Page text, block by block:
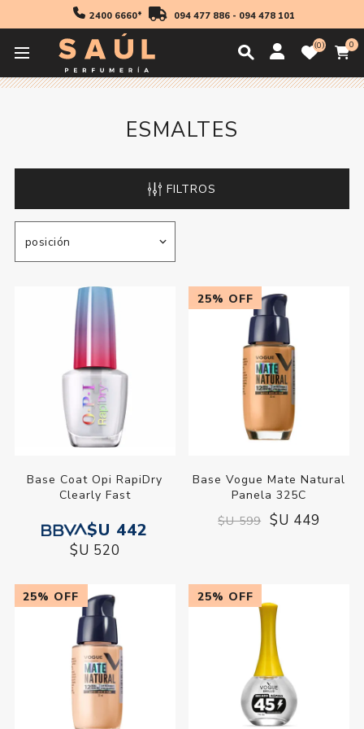
2400 6660* 094 477 886- 094 478 101
0 0
Inicio Manicuria
ESMALTES
FILTROS
Base Coat Opi RapiDry
Clearly Fast
$U 442
$U 520
25% OFF
Base Vogue Mate Natural
Panela 325C
$U 599 $U 449
25% OFF 25% OFF